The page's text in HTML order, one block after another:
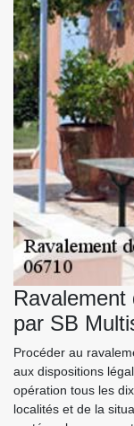
par SB
Procéder au
aux dispositions
opération tous les
localités et de la